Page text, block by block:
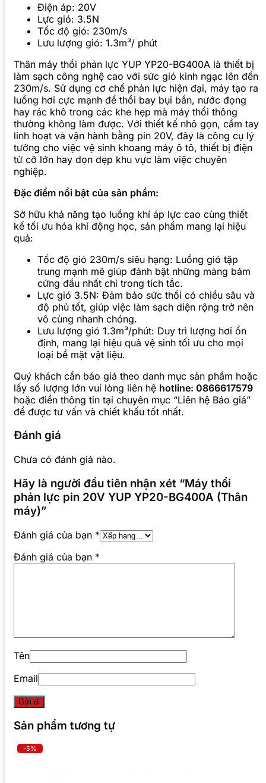
Điện áp: 20V
Lực gió: 3.5N
Tốc độ gió: 230m/s
Lưu lượng gió: 1.3m³/ phút
Thân máy thổi phản lực YUP YP20-BG400A là thiết bị
làm sạch công nghệ cao với sức gió kinh ngạc lên đến
230m/s. Sử dụng cơ chế phản lực hiện đại, máy tạo ra
luồng hơi cực mạnh để thổi bay bụi bẩn, nước đọng
hay rác khô trong các khe hẹp mà máy thổi thông
thường không làm được. Với thiết kế nhỏ gọn, cầm tay
linh hoạt và vận hành bằng pin 20V, đây là công cụ lý
tưởng cho việc vệ sinh khoang máy ô tô, thiết bị điện
tử cỡ lớn hay dọn dẹp khu vực làm việc chuyên
nghiệp.
Đặc điểm nổi bật của sản phẩm:
Sở hữu khả năng tạo luồng khí áp lực cao cùng thiết
kế tối ưu hóa khí động học, sản phẩm mang lại hiệu
quả:
Tốc độ gió 230m/s siêu hạng: Luồng gió tập
trung mạnh mẽ giúp đánh bật những mảng bám
cứng đầu nhất chỉ trong tích tắc.
Lực gió 3.5N: Đảm bảo sức thổi có chiều sâu và
độ phủ tốt, giúp việc làm sạch diện rộng trở nên
vô cùng nhanh chóng.
Lưu lượng gió 1.3m³/phút: Duy trì lượng hơi ổn
định, mang lại hiệu quả vệ sinh tối ưu cho mọi
loại bề mặt vật liệu.
Quý khách cần báo giá theo danh mục sản phẩm hoặc
lấy số lượng lớn vui lòng liên hệ hotline: 0866617579
hoặc điền thông tin tại chuyên mục “Liên hệ Báo giá”
để được tư vấn và chiết khấu tốt nhất.
Đánh giá
Chưa có đánh giá nào.
Hãy là người đầu tiên nhận xét “Máy thổi
phản lực pin 20V YUP YP20-BG400A (Thân
máy)”
Đánh giá của bạn *
Đánh giá của bạn *
Tên
Email
Sản phẩm tương tự
-5%